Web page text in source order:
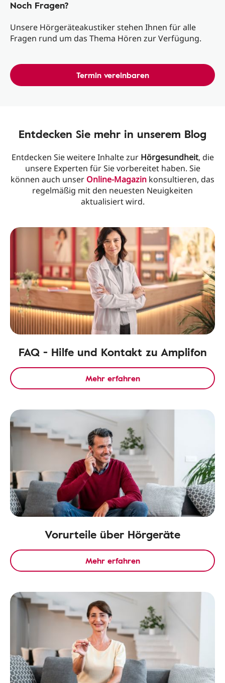
Noch Fragen?
Unsere Hörgeräteakustiker stehen Ihnen für alle
Fragen rund um das Thema Hören zur Verfügung.
Termin vereinbaren
Entdecken Sie mehr in unserem Blog
Entdecken Sie weitere Inhalte zur Hörgesundheit, die
unsere Experten für Sie vorbereitet haben. Sie
können auch unser Online-Magazin konsultieren, das
regelmäßig mit den neuesten Neuigkeiten
aktualisiert wird.
FAQ - Hilfe und Kontakt zu Amplifon
Mehr erfahren
Vorurteile über Hörgeräte
Mehr erfahren